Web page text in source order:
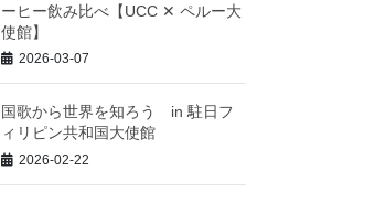
ーヒー飲み比べ【UCC ✕ ペルー大
使館】
2026-03-07
国歌から世界を知ろう in 駐日フ
ィリピン共和国大使館
2026-02-22